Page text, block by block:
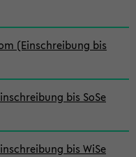
(Einschreibung bis
bis SoSe
bis WiSe